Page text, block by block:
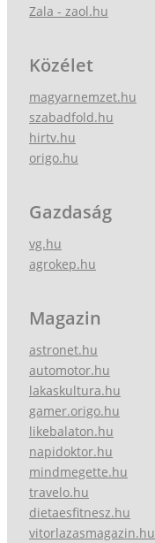
Zala - zaol.hu
Közélet
magyarnemzet.hu
szabadfold.hu
hirtv.hu
origo.hu
Gazdaság
vg.hu
agrokep.hu
Magazin
astronet.hu
automotor.hu
lakaskultura.hu
gamer.origo.hu
likebalaton.hu
napidoktor.hu
mindmegette.hu
travelo.hu
dietaesfitnesz.hu
vitorlazasmagazin.hu